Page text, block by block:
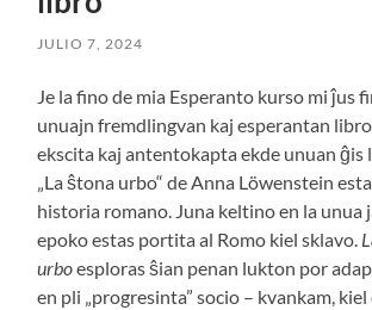
JULIO 7, 2024
Je la fino de mia Esperanto kurso mi ĵus
unuajn fremdlingvan kaj esperantan
ekscita kaj antentokapta ekde unuan ĝis
„La ŝtona urbo“ de Anna Löwenstein
historia romano. Juna keltino en la unua
epoko estas portita al Romo kiel sklavo.
urboesploras ŝian penan lukton por
en pli „progresinta” socio – kvankam,